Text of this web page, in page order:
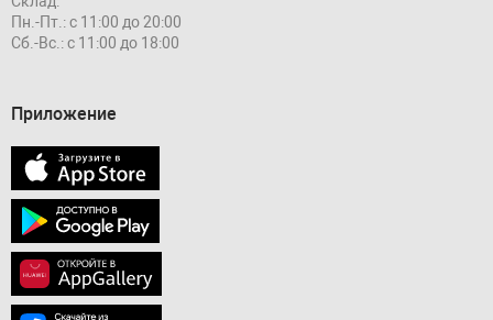
Пн.-Пт.: с 11:00 до 20:00
Сб.-Вс.: с 11:00 до 18:00
Приложение